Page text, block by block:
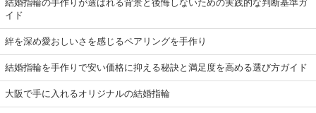
結婚指輪の手作りが選ばれる背景と後悔しないための実践的な判断基準ガ
イド
絆を深め愛おしいさを感じるペアリングを手作り
結婚指輪を手作りで安い価格に抑える秘訣と満足度を高める選び方ガイド
大阪で手に入れるオリジナルの結婚指輪